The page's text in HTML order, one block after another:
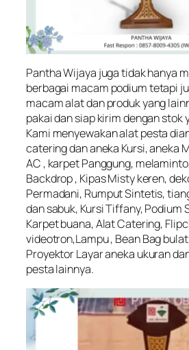
Pantha Wijaya juga tidak hanya
berbagai macam podium tetapi
macam alat dan produk yang
pakai dan siap kirim dengan stok
Kami menyewakan alat pesta
catering dan aneka Kursi, aneka
AC , karpet Panggung,
Backdrop , Kipas Misty keren,
Permadani, Rumput Sintetis,
dan sabuk, Kursi Tiffany, Podium
Karpet buana, Alat Catering,
videotron,Lampu , Bean Bag
Proyektor Layar aneka ukuran
pesta lainnya.